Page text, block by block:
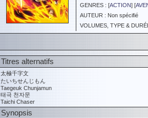
GENRES : [ACTION] [
AUTEUR : Non spécifié
VOLUMES, TYPE &
Titres alternatifs
太極千字文
たいちせんじもん
Taegeuk Chunjamun
태극 천자문
Taichi Chaser
Synopsis